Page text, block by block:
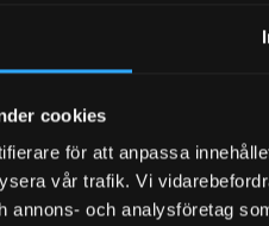
cookies
för att anpassa
vår trafik. Vi
annons- och analysföretag
med svivel. Passar